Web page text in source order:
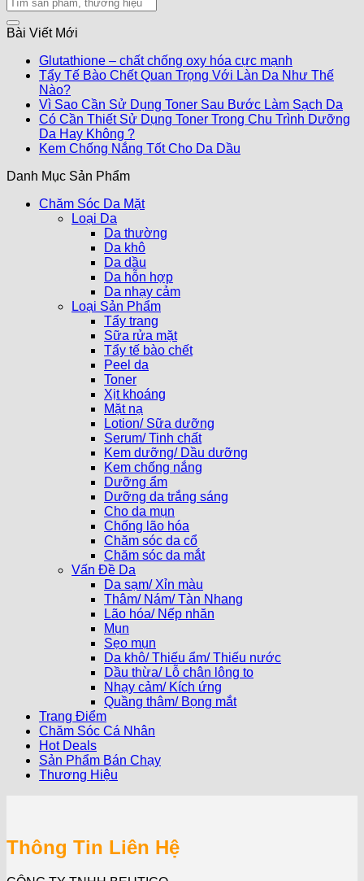
Bài Viết Mới
Glutathione – chất chống oxy hóa cực mạnh
Tẩy Tế Bào Chết Quan Trọng Với Làn Da Như Thế
Nào?
Vì Sao Cần Sử Dụng Toner Sau Bước Làm Sạch Da
Có Cần Thiết Sử Dụng Toner Trong Chu Trình Dưỡng
Da Hay Không ?
Kem Chống Nắng Tốt Cho Da Dầu
Danh Mục Sản Phẩm
Chăm Sóc Da Mặt
Loại Da
Da thường
Da khô
Da dầu
Da hỗn hợp
Da nhạy cảm
Loại Sản Phẩm
Tẩy trang
Sữa rửa mặt
Tẩy tế bào chết
Peel da
Toner
Xịt khoáng
Mặt nạ
Lotion/ Sữa dưỡng
Serum/ Tinh chất
Kem dưỡng/ Dầu dưỡng
Kem chống nắng
Dưỡng ẩm
Dưỡng da trắng sáng
Cho da mụn
Chống lão hóa
Chăm sóc da cổ
Chăm sóc da mắt
Vấn Đề Da
Da sạm/ Xỉn màu
Thâm/ Nám/ Tàn Nhang
Lão hóa/ Nếp nhăn
Mụn
Sẹo mụn
Da khô/ Thiếu ẩm/ Thiếu nước
Dầu thừa/ Lỗ chân lông to
Nhạy cảm/ Kích ứng
Quầng thâm/ Bọng mắt
Trang Điểm
Chăm Sóc Cá Nhân
Hot Deals
Sản Phẩm Bán Chạy
Thương Hiệu
Thông Tin Liên Hệ